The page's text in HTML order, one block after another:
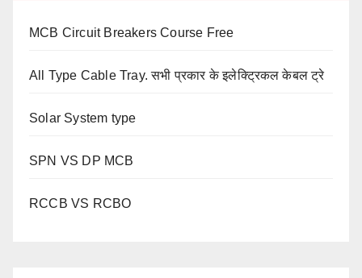
MCB Circuit Breakers Course Free
All Type Cable Tray. सभी प्रकार के इलेक्ट्रिकल केबल ट्रे
Solar System type
SPN VS DP MCB
RCCB VS RCBO